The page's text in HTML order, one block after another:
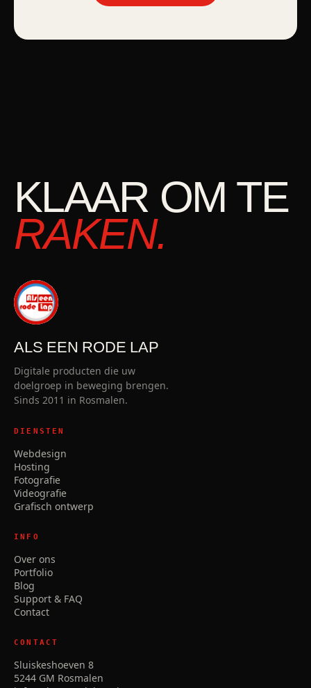
KLAAR OM TE
RAKEN.
ALS EEN RODE LAP
Digitale producten die uw
doelgroep in beweging brengen.
Sinds 2011 in Rosmalen.
DIENSTEN
Webdesign
Hosting
Fotografie
Videografie
Grafisch ontwerp
INFO
Over ons
Portfolio
Blog
Support & FAQ
Contact
CONTACT
Sluiskeshoeven 8
5244 GM Rosmalen